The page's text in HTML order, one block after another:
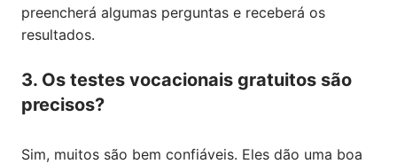
preencherá algumas perguntas e receberá os
resultados.
3. Os testes vocacionais gratuitos são
precisos?
Sim, muitos são bem confiáveis. Eles dão uma boa